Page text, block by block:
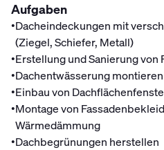
Aufgaben
•Dacheindeckungen mit
(Ziegel, Schiefer, Metall)
•Erstellung und Sanierung
•Dachentwässerung
•Einbau von
•Montage von
Wärmedämmung
•Dachbegrünungen herstellen